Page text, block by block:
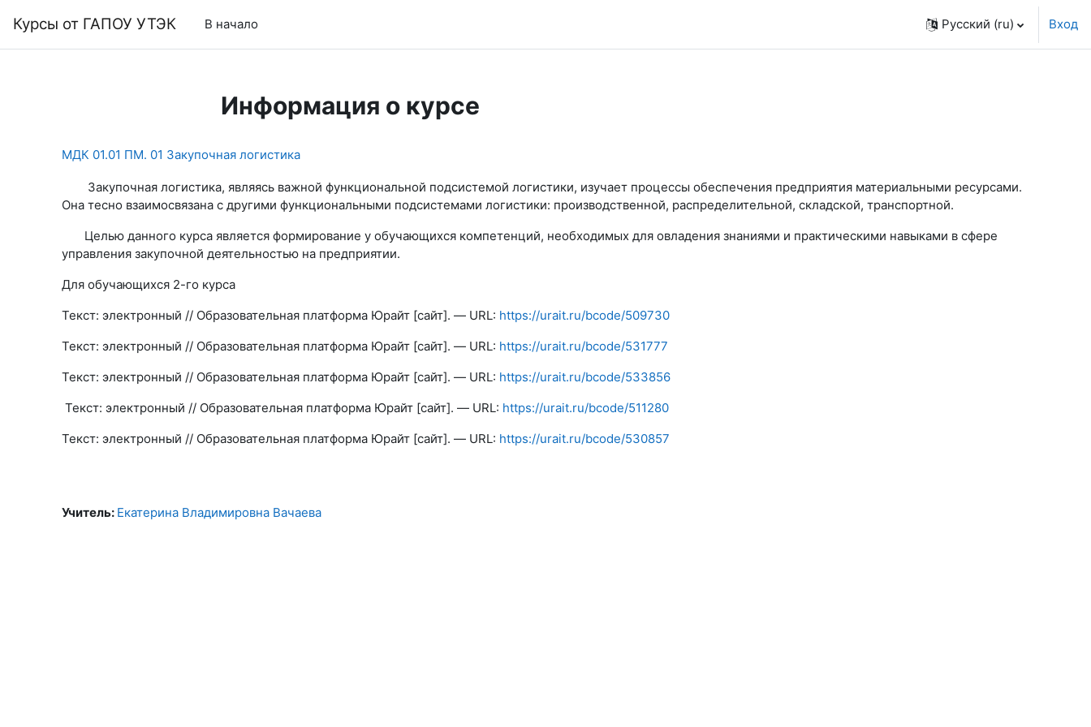
Курсы от ГАПОУ УТЭК В начало Русский ‎(ru)‎ Вход
Информация о курсе
МДК 01.01 ПМ. 01 Закупочная логистика
Закупочная логистика, являясь важной функциональной подсистемой логистики, изучает процессы обеспечения предприятия материальными ресурсами.
Она тесно взаимосвязана с другими функциональными подсистемами логистики: производственной, распределительной, складской, транспортной.
Целью данного курса является формирование у обучающихся компетенций, необходимых для овладения знаниями и практическими навыками в сфере
управления закупочной деятельностью на предприятии.
Для обучающихся 2-го курса
Текст: электронный // Образовательная платформа Юрайт [сайт]. — URL: https://urait.ru/bcode/509730
Текст: электронный // Образовательная платформа Юрайт [сайт]. — URL: https://urait.ru/bcode/531777
Текст: электронный // Образовательная платформа Юрайт [сайт]. — URL: https://urait.ru/bcode/533856
Текст: электронный // Образовательная платформа Юрайт [сайт]. — URL: https://urait.ru/bcode/511280
Текст: электронный // Образовательная платформа Юрайт [сайт]. — URL: https://urait.ru/bcode/530857
Учитель: Екатерина Владимировна Вачаева